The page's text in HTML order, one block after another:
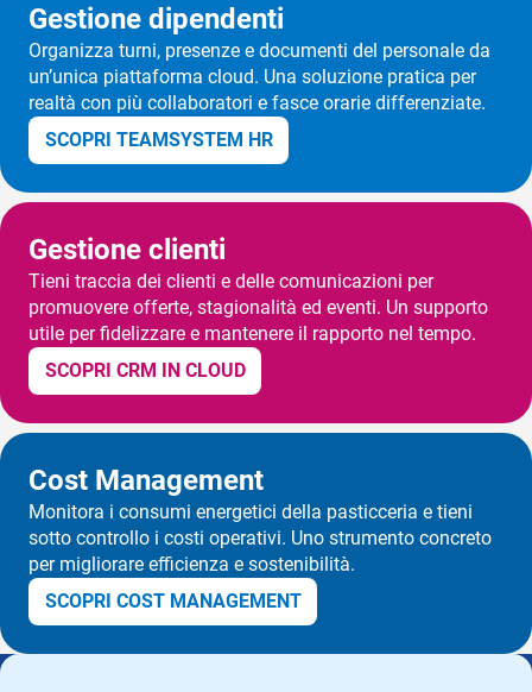
Gestione dipendenti
Organizza turni, presenze e documenti del personale da
un’unica piattaforma cloud. Una soluzione pratica per
realtà con più collaboratori e fasce orarie differenziate.
SCOPRI TEAMSYSTEM HR
Gestione clienti
Tieni traccia dei clienti e delle comunicazioni per
promuovere offerte, stagionalità ed eventi. Un supporto
utile per fidelizzare e mantenere il rapporto nel tempo.
SCOPRI CRM IN CLOUD
Cost Management
Monitora i consumi energetici della pasticceria e tieni
sotto controllo i costi operativi. Uno strumento concreto
per migliorare efficienza e sostenibilità.
SCOPRI COST MANAGEMENT